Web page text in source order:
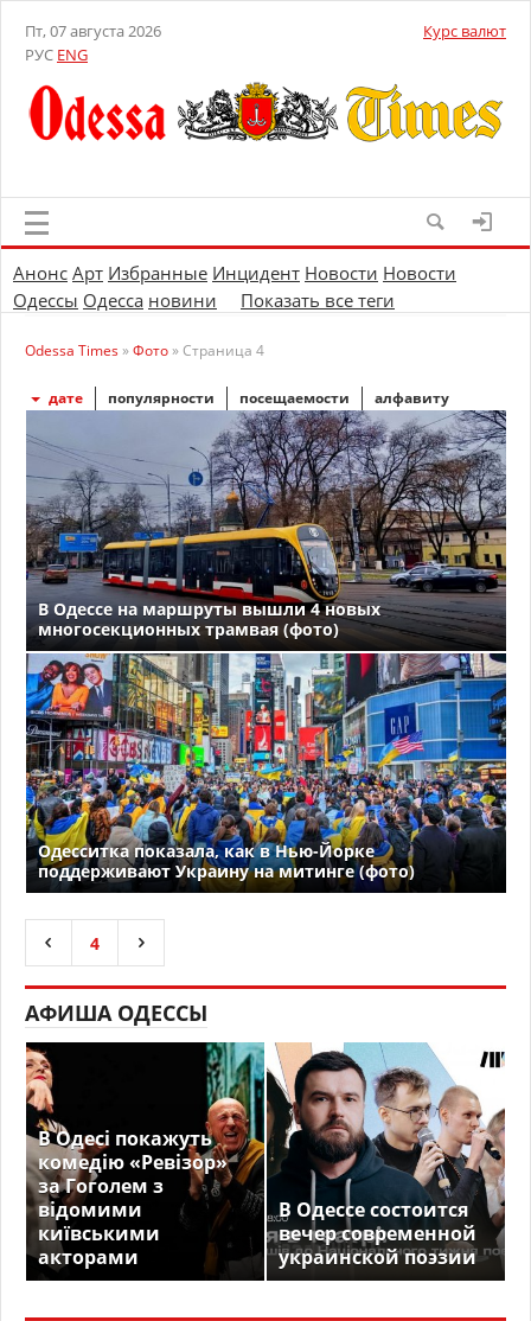
Пт, 07 августа 2026
РУС ENG
Курс валют
Анонс Арт Избранные Инцидент Новости Новости
Одессы Одесса новини Показать все теги
Odessa Times»Фото» Страница 4
дате популярности посещаемости алфавиту
В Одессе на маршруты вышли 4 новых
многосекционных трамвая (фото)
Одесситка показала, как в Нью-Йорке
поддерживают Украину на митинге (фото)
4
АФИША ОДЕССЫ
В Одесі покажуть
комедію «Ревізор»
за Гоголем з
відомими
київськими
акторами
В Одессе состоится
вечер современной
украинской поэзии